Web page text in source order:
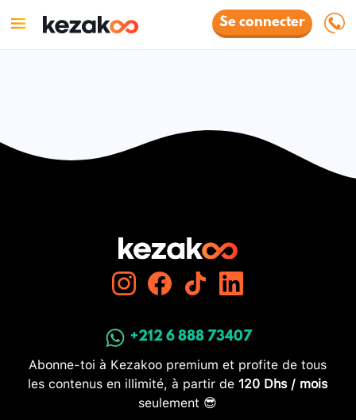
Se connecter
+212 6 888 73407
Abonne-toi à Kezakoo premium et profite de tous
les contenus en illimité, à partir de 120 Dhs / mois
seulement 😎